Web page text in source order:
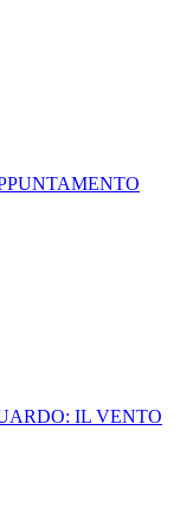
IL VENTO